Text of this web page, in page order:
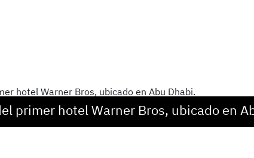
primer hotel Warner Bros, ubicado en